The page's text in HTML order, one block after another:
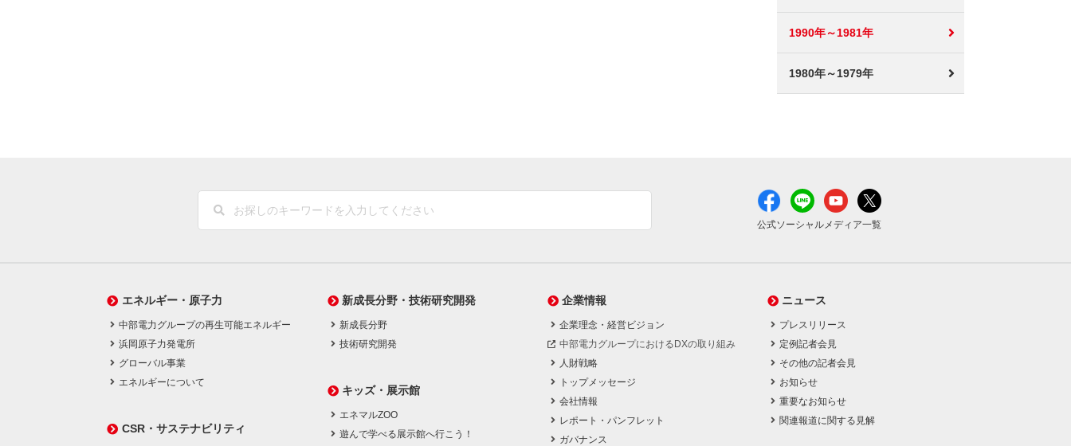
1990年～1981年
1980年～1979年
公式ソーシャルメディア一覧
エネルギー・原子力
中部電力グループの再生可能エネルギー
浜岡原子力発電所
グローバル事業
エネルギーについて
CSR・サステナビリティ
新成長分野・技術研究開発
新成長分野
技術研究開発
キッズ・展示館
エネマルZOO
遊んで学べる展示館へ行こう！
企業情報
企業理念・経営ビジョン
中部電力グループにおけるDXの取り組み
人財戦略
トップメッセージ
会社情報
レポート・パンフレット
ガバナンス
ニュース
プレスリリース
定例記者会見
その他の記者会見
お知らせ
重要なお知らせ
関連報道に関する見解